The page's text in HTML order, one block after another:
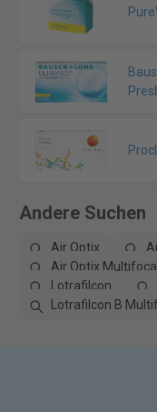
Andere Suchen
Air Optix
Air Optix
Lotrafilcon
Lotrafilcon B